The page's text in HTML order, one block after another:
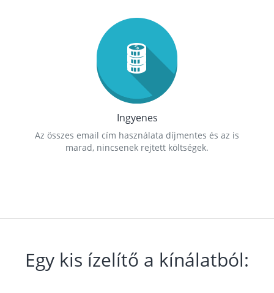
Ingyenes
Az összes email cím használata díjmentes és az is
marad, nincsenek rejtett költségek.
Egy kis ízelítő a kínálatból: